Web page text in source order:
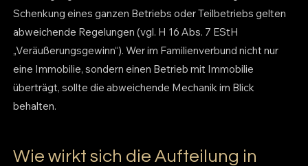
Schenkung eines ganzen Betriebs oder Teilbetriebs gelten
abweichende Regelungen (vgl. H 16 Abs. 7 EStH
„Veräußerungsgewinn“). Wer im Familienverbund nicht nur
eine Immobilie, sondern einen Betrieb mit Immobilie
überträgt, sollte die abweichende Mechanik im Blick
behalten.
Wie wirkt sich die Aufteilung in